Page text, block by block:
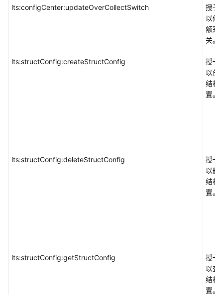
考
语
务
书
lts:configCenter:updateOverCollectSwitch
授予
以修
额采
关。
lts:structConfig:createStructConfig
授予
以创
结构
置。
lts:structConfig:deleteStructConfig
授予
以删
结构
置。
lts:structConfig:getStructConfig
授予
以查
结构
置。